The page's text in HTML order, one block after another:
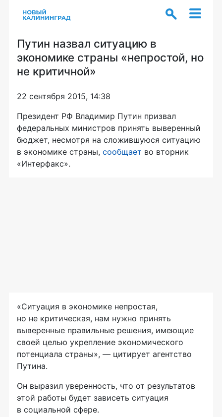
Путин назвал ситуацию в
экономике страны «непростой, но
не критичной»
22 сентября 2015, 14:38
Президент РФ Владимир Путин призвал
федеральных министров принять выверенный
бюджет, несмотря на сложившуюся ситуацию
в экономике страны, сообщает во вторник
«Интерфакс».
«Ситуация в экономике непростая,
но не критическая, нам нужно принять
выверенные правильные решения, имеющие
своей целью укрепление экономического
потенциала страны», — цитирует агентство
Путина.
Он выразил уверенность, что от результатов
этой работы будет зависеть ситуация
в социальной сфере.